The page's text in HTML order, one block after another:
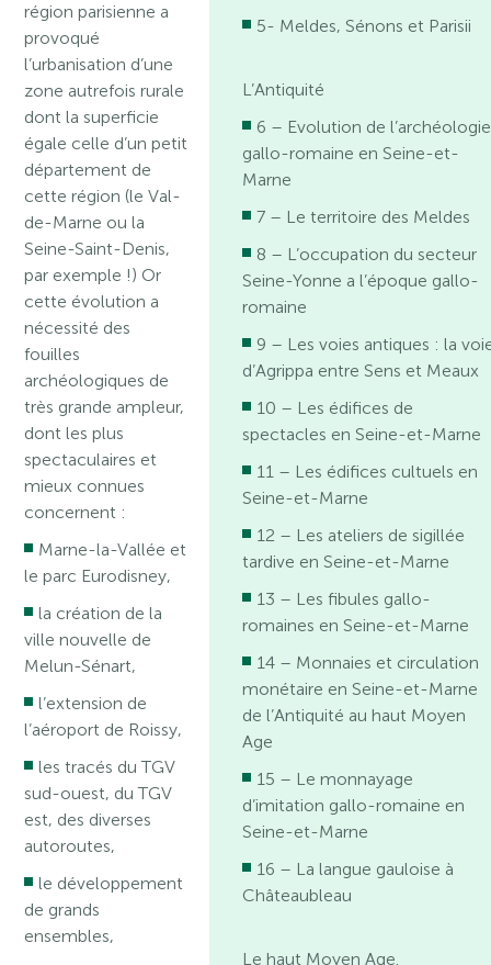
région parisienne a
provoqué
l’urbanisation d’une
zone autrefois rurale
dont la superficie
égale celle d’un petit
département de
cette région (le Val-
de-Marne ou la
Seine-Saint-Denis,
par exemple !) Or
cette évolution a
nécessité des
fouilles
archéologiques de
très grande ampleur,
dont les plus
spectaculaires et
mieux connues
concernent :
Marne-la-Vallée et
le parc Eurodisney,
la création de la
ville nouvelle de
Melun-Sénart,
l’extension de
l’aéroport de Roissy,
les tracés du TGV
sud-ouest, du TGV
est, des diverses
autoroutes,
le développement
de grands
ensembles,
5- Meldes, Sénons et Parisii
L’Antiquité
6 – Evolution de l’archéologie
gallo-romaine en Seine-et-
Marne
7 – Le territoire des Meldes
8 – L’occupation du secteur
Seine-Yonne a l’époque gallo-
romaine
9 – Les voies antiques : la
d’Agrippa entre Sens et Meaux
10 – Les édifices de
spectacles en Seine-et-Marne
11 – Les édifices cultuels en
Seine-et-Marne
12 – Les ateliers de sigillée
tardive en Seine-et-Marne
13 – Les fibules gallo-
romaines en Seine-et-Marne
14 – Monnaies et circulation
monétaire en Seine-et-Marne
de l’Antiquité au haut Moyen
Age
15 – Le monnayage
d’imitation gallo-romaine en
Seine-et-Marne
16 – La langue gauloise à
Châteaubleau
Le haut Moyen Age.